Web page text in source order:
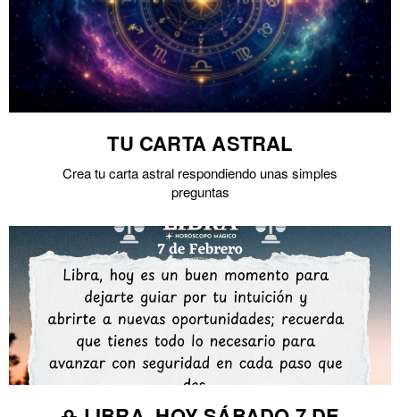
TU CARTA ASTRAL
Crea tu carta astral respondiendo unas simples
preguntas